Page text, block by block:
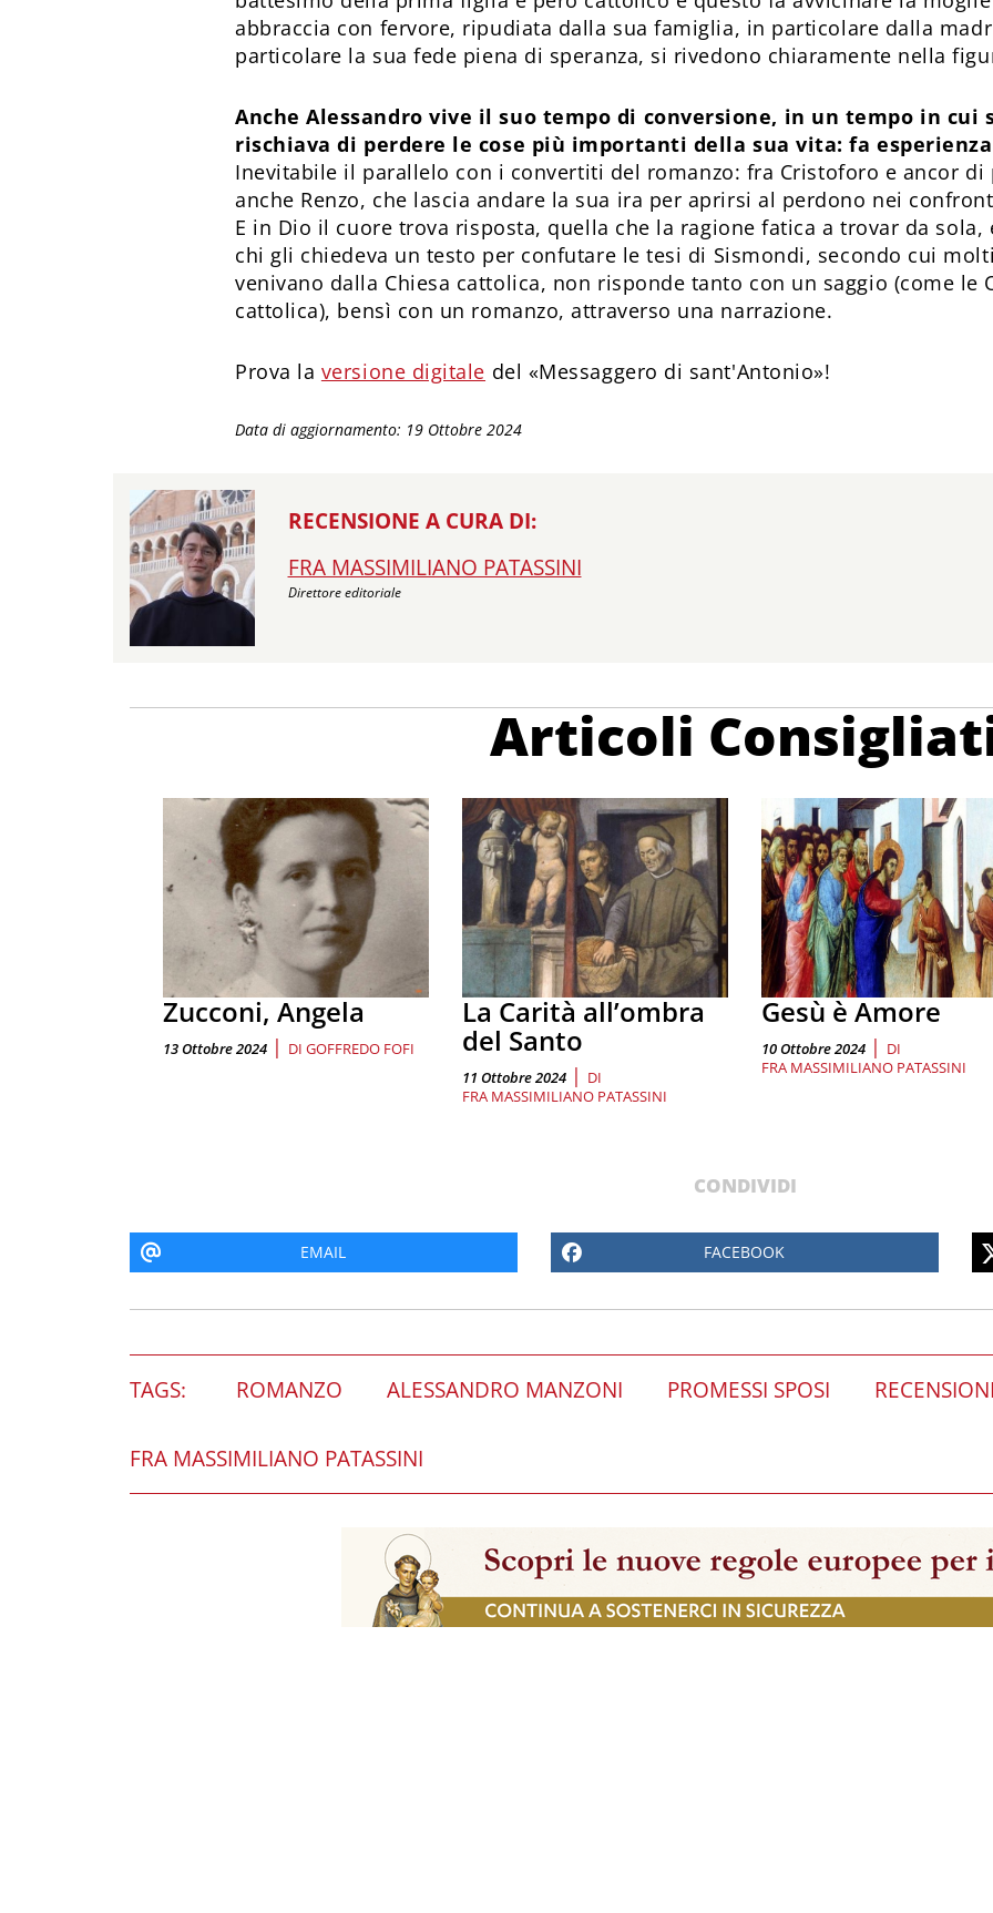
abbraccia con fervore, ripudiata dalla sua famiglia, in particolare dalla
particolare la sua fede piena di speranza, si rivedono chiaramente nella
Anche Alessandro vive il suo tempo di conversione, in un tempo in cui
rischiava di perdere le cose più importanti della sua vita: fa
Inevitabile il parallelo con i convertiti del romanzo: fra Cristoforo e ancor di
anche Renzo, che lascia andare la sua ira per aprirsi al perdono nei
E in Dio il cuore trova risposta, quella che la ragione fatica a trovar da sola,
chi gli chiedeva un testo per confutare le tesi di Sismondi, secondo cui
venivano dalla Chiesa cattolica, non risponde tanto con un saggio (come le
cattolica), bensì con un romanzo, attraverso una narrazione.
Prova la versione digitale del «Messaggero di sant'Antonio»!
Data di aggiornamento: 19 Ottobre 2024
RECENSIONE A CURA DI:
FRA MASSIMILIANO PATASSINI
Direttore editoriale
Articoli
Zucconi, Angela
13 Ottobre 2024 | DI GOFFREDO FOFI
La Carità all’ombra
del Santo
11 Ottobre 2024 | DI
FRA MASSIMILIANO PATASSINI
Gesù è Amore
10 Ottobre 2024 | DI
FRA MASSIMILIANO PATASSINI
CONDIVIDI
EMAIL FACEBOOK
TAGS: ROMANZO ALESSANDRO MANZONI PROMESSI SPOSI
FRA MASSIMILIANO PATASSINI